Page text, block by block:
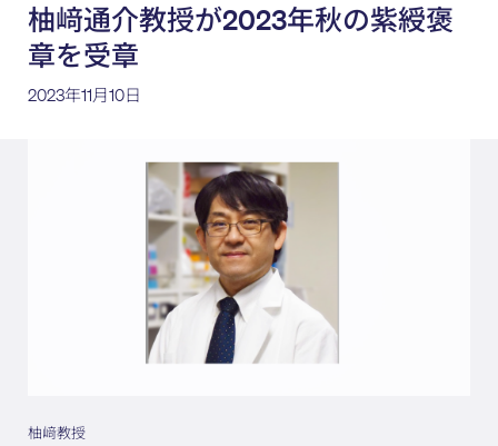
柚﨑通介教授が2023年秋の紫綬褒
章を受章
2023年11月10日
柚﨑教授